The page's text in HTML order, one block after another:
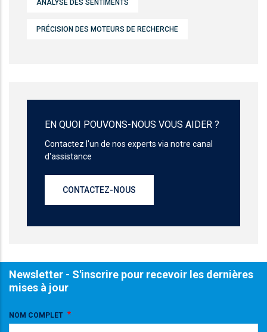
ANALYSE DES SENTIMENTS
PRÉCISION DES MOTEURS DE RECHERCHE
EN QUOI POUVONS-NOUS VOUS AIDER ?
Contactez l'un de nos experts via notre canal
d'assistance
CONTACTEZ-NOUS
Newsletter - S'inscrire pour recevoir les dernières
mises à jour
NOM COMPLET